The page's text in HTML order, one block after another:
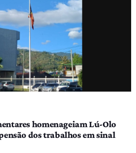
homenageiam Lú-Olo
dos trabalhos em sinal